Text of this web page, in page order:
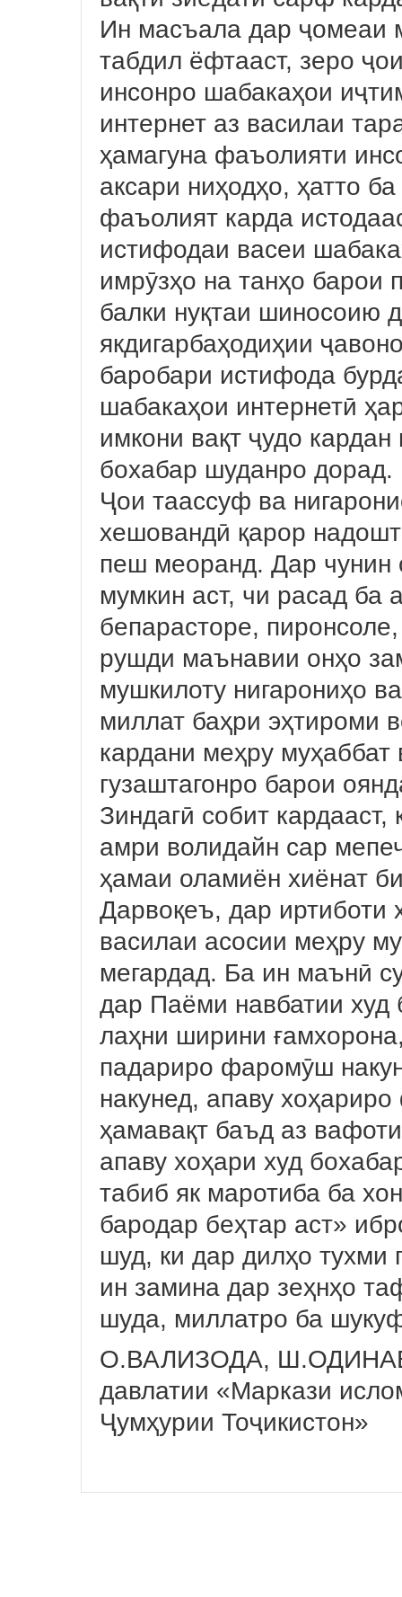
Ин масъала дар ҷомеаи
табдил ёфтааст, зеро
инсонро шабакаҳои
интернет аз василаи
ҳамагуна фаъолияти
аксари ниҳодҳо, ҳатто
фаъолият карда
истифодаи васеи
имрӯзҳо на танҳо
балки нуқтаи шиносоию
якдигарбаҳодиҳии
баробари истифода
шабакаҳои интернетӣ
имкони вақт ҷудо
бохабар шуданро дорад.
Ҷои таассуф ва
хешовандӣ қарор
пеш меоранд. Дар чунин
мумкин аст, чи расад ба
бепарасторе,
рушди маънавии онҳо
мушкилоту нигарониҳо
миллат баҳри эҳтироми
кардани меҳру
гузаштагонро барои
Зиндагӣ собит
амри волидайн сар
ҳамаи оламиён хиёнат
Дарвоқеъ, дар иртиботи
василаи асосии меҳру
мегардад. Ба ин маънӣ
дар Паёми навбатии
лаҳни ширини
падариро фаромӯш
накунед, апаву
ҳамавақт баъд аз
апаву хоҳари худ
табиб як маротиба ба
бародар беҳтар аст»
шуд, ки дар дилҳо тухми
ин замина дар зеҳнҳо
шуда, миллатро ба
О.ВАЛИЗОДА,
давлатии «Маркази
Ҷумҳурии Тоҷикистон»